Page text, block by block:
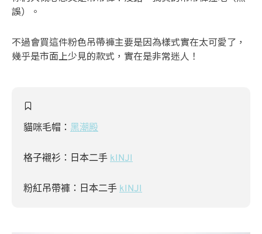
誤）。
不過會買這件粉色吊帶褲主要是因為樣式實在太可愛了，
幾乎是市面上少見的款式，實在是非常迷人！
貓咪毛帽： 黑潮殿
格子襯衫：日本二手 kINJI
粉紅吊帶褲：日本二手 kINJI